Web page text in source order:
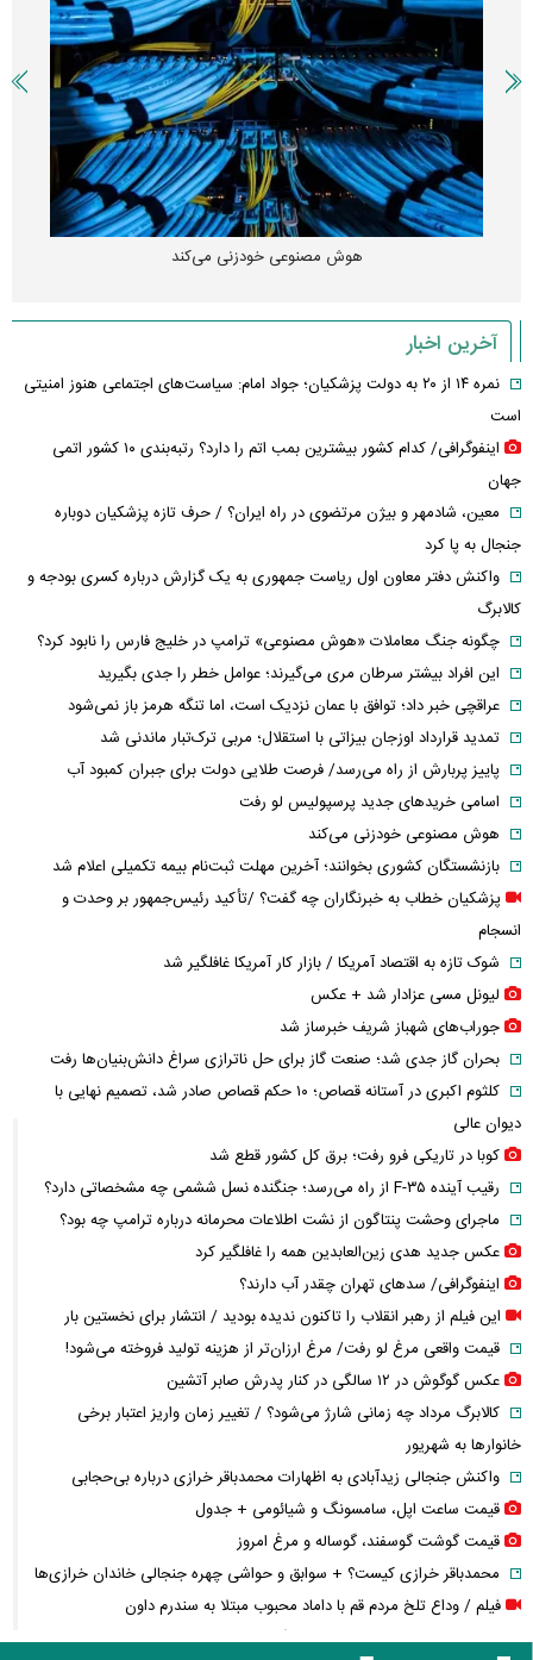
هوش مصنوعی خودزنی می‌کند
آخرین اخبار
نمره ۱۴ از ۲۰ به دولت پزشکیان؛ جواد امام: سیاست‌های اجتماعی هنوز امنیتی
است
اینفوگرافی/ کدام کشور بیشترین بمب اتم را دارد؟ رتبه‌بندی ۱۰ کشور اتمی
جهان
معین، شادمهر و بیژن مرتضوی در راه ایران؟ / حرف تازه پزشکیان دوباره
جنجال به پا کرد
واکنش دفتر معاون اول ریاست جمهوری به یک گزارش درباره کسری بودجه و
کالابرگ
چگونه جنگ معاملات «هوش مصنوعی» ترامپ در خلیج فارس را نابود کرد؟
این افراد بیشتر سرطان مری می‌گیرند؛ عوامل خطر را جدی بگیرید
عراقچی خبر داد؛ توافق با عمان نزدیک است، اما تنگه هرمز باز نمی‌شود
تمدید قرارداد اوزجان بیزاتی با استقلال؛ مربی ترک‌تبار ماندنی شد
پاییز پربارش از راه می‌رسد/ فرصت طلایی دولت برای جبران کمبود آب
اسامی خریدهای جدید پرسپولیس لو رفت
هوش مصنوعی خودزنی می‌کند
بازنشستگان کشوری بخوانند؛ آخرین مهلت ثبت‌نام بیمه تکمیلی اعلام شد
پزشکیان خطاب به خبرنگاران چه گفت؟ /تأکید رئیس‌جمهور بر وحدت و
انسجام
شوک تازه به اقتصاد آمریکا / بازار کار آمریکا غافلگیر شد
لیونل مسی عزادار شد + عکس
جوراب‌های شهباز شریف خبرساز شد
بحران گاز جدی شد؛ صنعت گاز برای حل ناترازی سراغ دانش‌بنیان‌ها رفت
کلثوم اکبری در آستانه قصاص؛ ۱۰ حکم قصاص صادر شد، تصمیم نهایی با
دیوان عالی
کوبا در تاریکی فرو رفت؛ برق کل کشور قطع شد
رقیب آینده F-۳۵ از راه می‌رسد؛ جنگنده نسل ششمی چه مشخصاتی دارد؟
ماجرای وحشت پنتاگون از نشت اطلاعات محرمانه درباره ترامپ چه بود؟
عکس جدید هدی زین‌العابدین همه را غافلگیر کرد
اینفوگرافی/ سدهای تهران چقدر آب دارند؟
این فیلم از رهبر انقلاب را تاکنون ندیده بودید / انتشار برای نخستین بار
قیمت واقعی مرغ لو رفت/ مرغ ارزان‌تر از هزینه تولید فروخته می‌شود!
عکس گوگوش در ۱۲ سالگی در کنار پدرش صابر آتشین
کالابرگ مرداد چه زمانی شارژ می‌شود؟ / تغییر زمان واریز اعتبار برخی
خانوارها به شهریور
واکنش جنجالی زیدآبادی به اظهارات محمدباقر خرازی درباره بی‌حجابی
قیمت ساعت اپل، سامسونگ و شیائومی + جدول
قیمت گوشت گوسفند، گوساله و مرغ امروز
محمدباقر خرازی کیست؟ + سوابق و حواشی چهره جنجالی خاندان خرازی‌ها
فیلم / وداع تلخ مردم قم با داماد محبوب مبتلا به سندرم داون
قوه قضاییه: محمدباقر خرازی به دادگاه ویژه روحانیت احضار شد + ویدئو